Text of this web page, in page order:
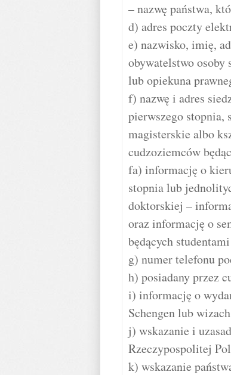
– nazwę państwa,
d) adres poczty
e) nazwisko, imię,
obywatelstwo osoby
lub opiekuna
f) nazwę i adres
pierwszego stopnia,
magisterskie albo
cudzoziemców
fa) informację o
stopnia lub
doktorskiej –
oraz informację o
będących
g) numer telefonu
h) posiadany przez
i) informację o
Schengen lub
j) wskazanie i
Rzeczypospolitej
k) wskazanie